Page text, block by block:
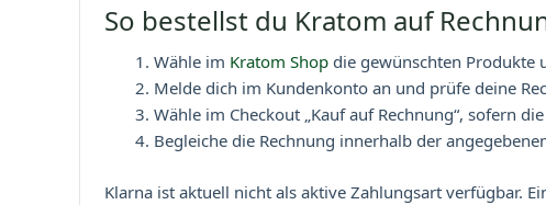
So bestellst du Kratom auf
Wähle im Kratom Shop die gewünschten Produkte
Melde dich im Kundenkonto an und prüfe deine
Wähle im Checkout „Kauf auf Rechnung“, sofern
Begleiche die Rechnung innerhalb der
Klarna ist aktuell nicht als aktive Zahlungsart verfügbar.